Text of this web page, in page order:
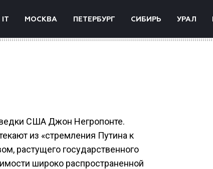
IT МОСКВА ПЕТЕРБУРГ СИБИРЬ УРАЛ
США Джон Негропонте.
из «стремления Путина к
растущего государственного
широко распространенной